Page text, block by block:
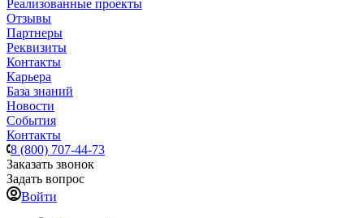
Реализованные проекты
Отзывы
Партнеры
Реквизиты
Контакты
Карьера
База знаний
Новости
События
Контакты
8 (800) 707-44-73
Заказать звонок
Задать вопрос
Войти